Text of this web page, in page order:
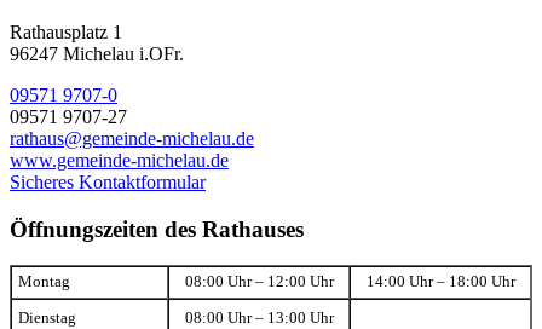
Rathausplatz 1
96247 Michelau i.OFr.
09571 9707-0
09571 9707-27
rathaus@gemeinde-michelau.de
www.gemeinde-michelau.de
Sicheres Kontaktformular
Öffnungszeiten des Rathauses
Montag 08:00 Uhr – 12:00 Uhr 14:00 Uhr – 18:00 Uhr
Dienstag 08:00 Uhr – 13:00 Uhr